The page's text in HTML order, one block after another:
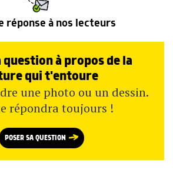
réponse à nos lecteurs
question à propos de la
qui t'entoure
une photo ou un dessin.
répondra toujours !
POSER SA QUESTION